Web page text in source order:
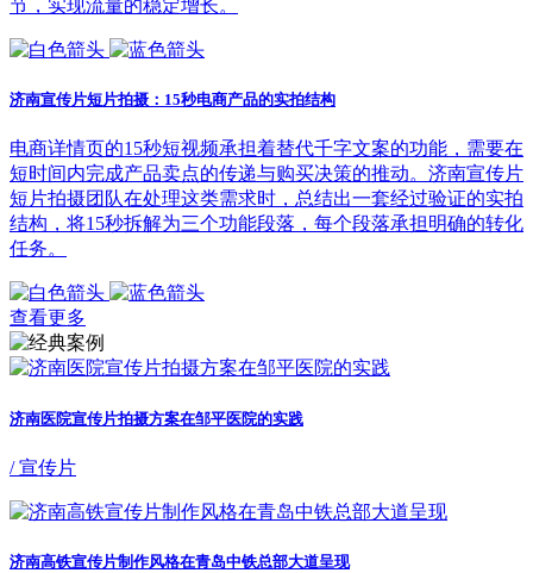
节，实现流量的稳定增长。
济南宣传片短片拍摄：15秒电商产品的实拍结构
电商详情页的15秒短视频承担着替代千字文案的功能，需要在
短时间内完成产品卖点的传递与购买决策的推动。济南宣传片
短片拍摄团队在处理这类需求时，总结出一套经过验证的实拍
结构，将15秒拆解为三个功能段落，每个段落承担明确的转化
任务。
查看更多
济南医院宣传片拍摄方案在邹平医院的实践
/ 宣传片
济南高铁宣传片制作风格在青岛中铁总部大道呈现